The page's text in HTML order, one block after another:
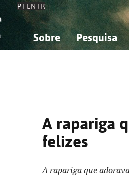
PT EN FR
Sobre Pesquisa
A rapariga
felizes
A rapariga que